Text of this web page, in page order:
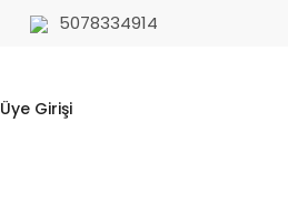
5078334914
Üye Girişi